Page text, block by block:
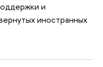
и
иностранных